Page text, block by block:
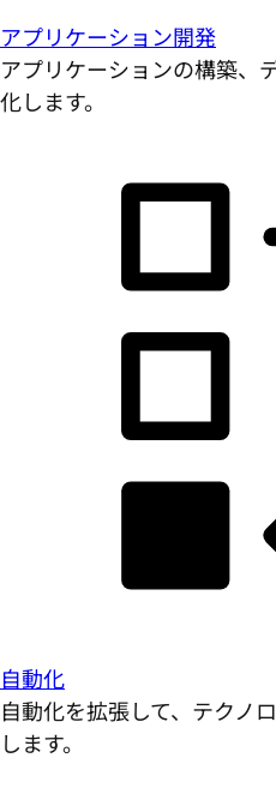
アプリケーション開発
アプリケーションの構築、
化します。
自動化
自動化を拡張して、テクノ
します。